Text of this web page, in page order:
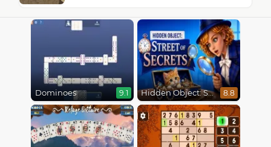
Dominoes 9.1 Hidden Object: Street Of Secrets 8.8